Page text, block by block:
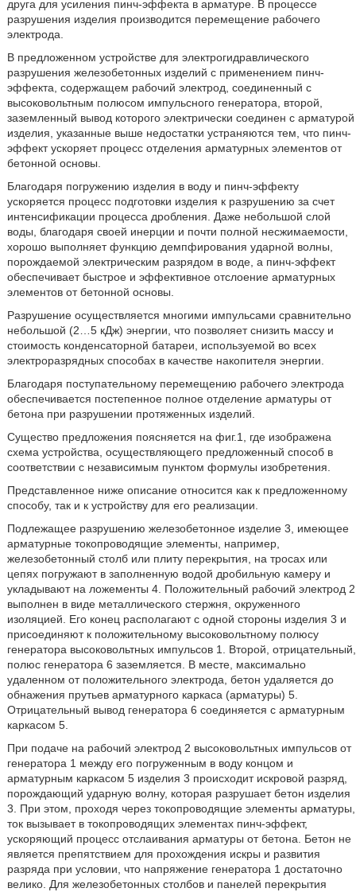
друга для усиления пинч-эффекта в арматуре. В процессе
разрушения изделия производится перемещение рабочего
электрода.
В предложенном устройстве для электрогидравлического
разрушения железобетонных изделий с применением пинч-
эффекта, содержащем рабочий электрод, соединенный с
высоковольтным полюсом импульсного генератора, второй,
заземленный вывод которого электрически соединен с арматурой
изделия, указанные выше недостатки устраняются тем, что пинч-
эффект ускоряет процесс отделения арматурных элементов от
бетонной основы.
Благодаря погружению изделия в воду и пинч-эффекту
ускоряется процесс подготовки изделия к разрушению за счет
интенсификации процесса дробления. Даже небольшой слой
воды, благодаря своей инерции и почти полной несжимаемости,
хорошо выполняет функцию демпфирования ударной волны,
порождаемой электрическим разрядом в воде, а пинч-эффект
обеспечивает быстрое и эффективное отслоение арматурных
элементов от бетонной основы.
Разрушение осуществляется многими импульсами сравнительно
небольшой (2…5 кДж) энергии, что позволяет снизить массу и
стоимость конденсаторной батареи, используемой во всех
электроразрядных способах в качестве накопителя энергии.
Благодаря поступательному перемещению рабочего электрода
обеспечивается постепенное полное отделение арматуры от
бетона при разрушении протяженных изделий.
Существо предложения поясняется на фиг.1, где изображена
схема устройства, осуществляющего предложенный способ в
соответствии с независимым пунктом формулы изобретения.
Представленное ниже описание относится как к предложенному
способу, так и к устройству для его реализации.
Подлежащее разрушению железобетонное изделие 3, имеющее
арматурные токопроводящие элементы, например,
железобетонный столб или плиту перекрытия, на тросах или
цепях погружают в заполненную водой дробильную камеру и
укладывают на ложементы 4. Положительный рабочий электрод 2
выполнен в виде металлического стержня, окруженного
изоляцией. Его конец располагают с одной стороны изделия 3 и
присоединяют к положительному высоковольтному полюсу
генератора высоковольтных импульсов 1. Второй, отрицательный,
полюс генератора 6 заземляется. В месте, максимально
удаленном от положительного электрода, бетон удаляется до
обнажения прутьев арматурного каркаса (арматуры) 5.
Отрицательный вывод генератора 6 соединяется с арматурным
каркасом 5.
При подаче на рабочий электрод 2 высоковольтных импульсов от
генератора 1 между его погруженным в воду концом и
арматурным каркасом 5 изделия 3 происходит искровой разряд,
порождающий ударную волну, которая разрушает бетон изделия
3. При этом, проходя через токопроводящие элементы арматуры,
ток вызывает в токопроводящих элементах пинч-эффект,
ускоряющий процесс отслаивания арматуры от бетона. Бетон не
является препятствием для прохождения искры и развития
разряда при условии, что напряжение генератора 1 достаточно
велико. Для железобетонных столбов и панелей перекрытия